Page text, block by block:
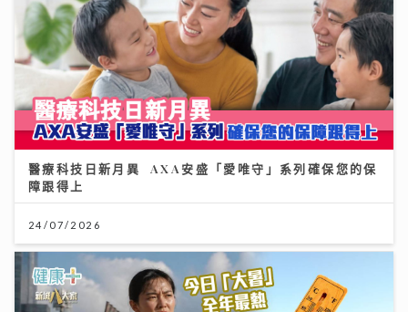
醫療科技日新月異 AXA安盛「愛唯守」系列確保您的保
障跟得上
24/07/2026